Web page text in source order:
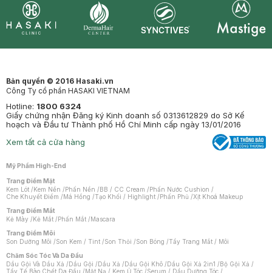
Bản quyền © 2016 Hasaki.vn
Công Ty cổ phần HASAKI VIETNAM
Hotline: 1800 6324
Giấy chứng nhận Đăng ký Kinh doanh số 0313612829 do Sở Kế
hoạch và Đầu tư Thành phố Hồ Chí Minh cấp ngày 13/01/2016
Xem tất cả cửa hàng
Mỹ Phẩm High-End
Trang Điểm Mặt
Kem Lót /Kem Nền /Phấn Nền /BB / CC Cream /Phấn Nước Cushion /
Che Khuyết Điểm /Má Hồng /Tạo Khối / Highlight /Phấn Phủ /Xịt Khoá Makeup
Trang Điểm Mắt
Kẻ Mày /Kẻ Mắt /Phấn Mắt /Mascara
Trang Điểm Môi
Son Dưỡng Môi /Son Kem / Tint /Son Thỏi /Son Bóng /Tẩy Trang Mắt / Môi
Chăm Sóc Tóc Và Da Đầu
Dầu Gội Và Dầu Xả /Dầu Gội /Dầu Xả /Dầu Gội Khô /Dầu Gội Xả 2in1 /Bộ Gội Xả /
Tẩy Tế Bào Chết Da Đầu /Mặt Nạ / Kem Ủ Tóc /Serum / Dầu Dưỡng Tóc /